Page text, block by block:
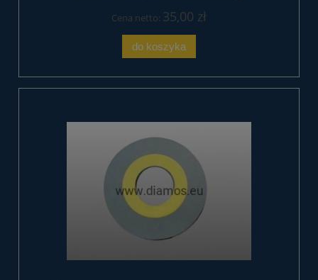
Cena netto: 35,00 zł
do koszyka